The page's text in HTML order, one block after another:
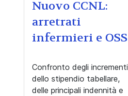
Nuovo CCNL:
arretrati
infermieri e OSS
Confronto degli incrementi
dello stipendio tabellare,
delle principali indennità e